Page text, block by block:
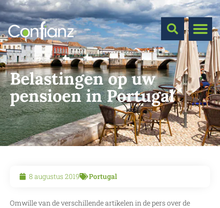
Belastingen op uw
pensioen in Portugal
8 augustus 2019 Portugal
Omwille van de verschillende artikelen in de pers over de